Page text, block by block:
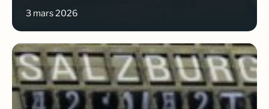
3 mars 2026